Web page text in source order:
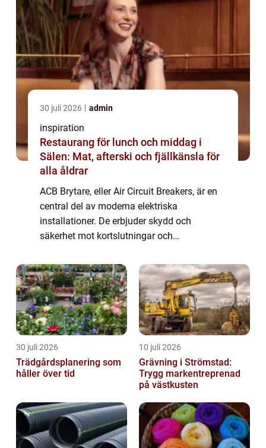
30 juli 2026 admin
inspiration
Restaurang för lunch och middag i
Sälen: Mat, afterski och fjällkänsla för
alla åldrar
ACB Brytare, eller Air Circuit Breakers, är en
central del av moderna elektriska
installationer. De erbjuder skydd och
säkerhet mot kortslutningar och
applikationer som datacenter, sjukhus och
indu...
30 juli 2026
Trädgårdsplanering som
håller över tid
10 juli 2026
Grävning i Strömstad:
Trygg markentreprenad
på västkusten